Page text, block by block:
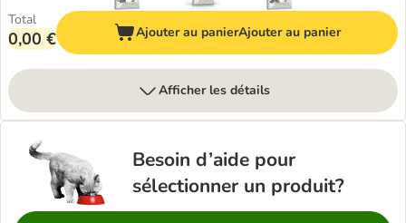
Total
0,00 € Ajouter au panierAjouter au panier
Afficher les détails
Besoin d’aide pour
sélectionner un produit?